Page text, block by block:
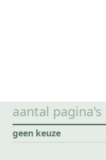
aantal pagina's
geen keuze